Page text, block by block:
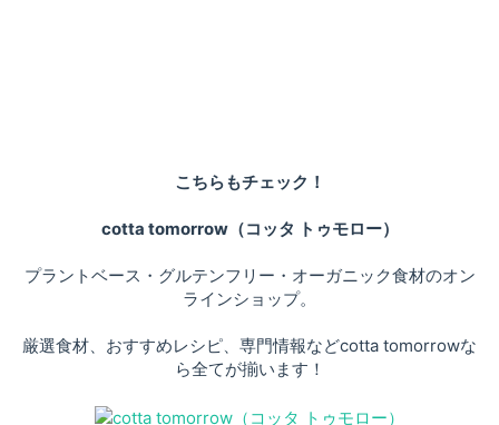
こちらもチェック！
cotta tomorrow（コッタ トゥモロー）
プラントベース・グルテンフリー・オーガニック食材のオン
ラインショップ。
厳選食材、おすすめレシピ、専門情報などcotta tomorrowな
ら全てが揃います！